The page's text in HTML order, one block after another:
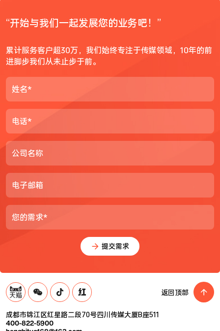
“开始与我们一起发展您的业务吧！”
累计服务客户超30万，我们始终专注于传媒领域，10年的前
进脚步我们从未止步于前。
姓名*
电话*
公司名称
电子邮箱
您的需求*
提交需求
返回顶部
成都市锦江区红星路二段70号四川传媒大厦B座511
400-822-5900